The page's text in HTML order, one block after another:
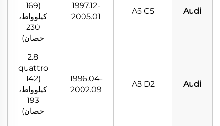
Audi
A6 C5
1997.12-
2005.01
(169
كيلوواط،
230
حصان)
Audi
A8 D2
1996.04-
2002.09
2.8
quattro
(142
كيلوواط،
193
حصان)